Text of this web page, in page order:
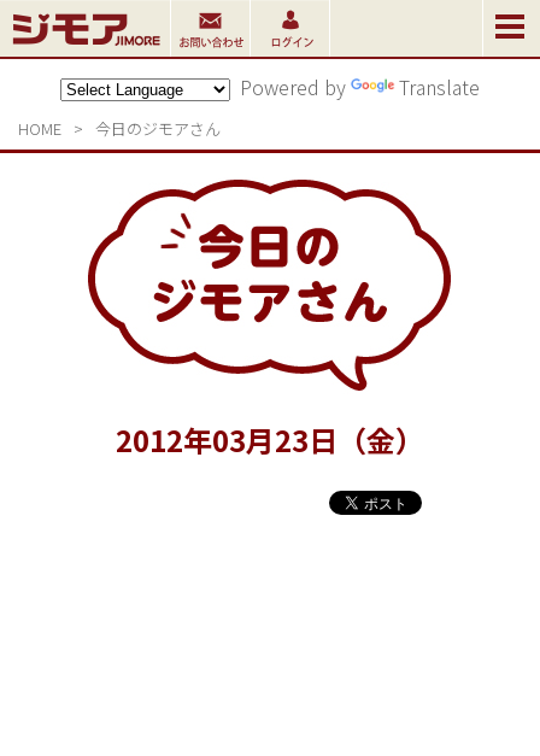
Powered by Translate
HOME > 今日のジモアさん
2012年03月23日（金）